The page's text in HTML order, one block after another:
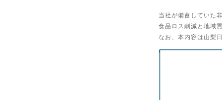
当社が備蓄していた
食品ロス削減と地域
なお、本内容は山梨